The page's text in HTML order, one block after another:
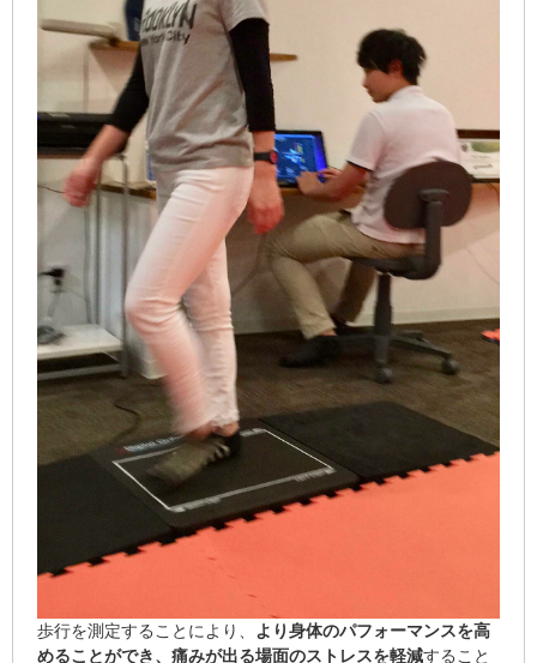
歩行を測定することにより、
より身体のパフォーマンスを高
めることができ、痛みが出る場面のストレスを軽減すること